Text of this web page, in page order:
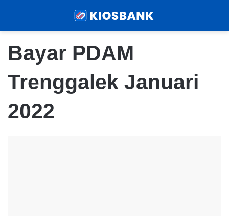
Bayar PDAM
Trenggalek Januari
2022